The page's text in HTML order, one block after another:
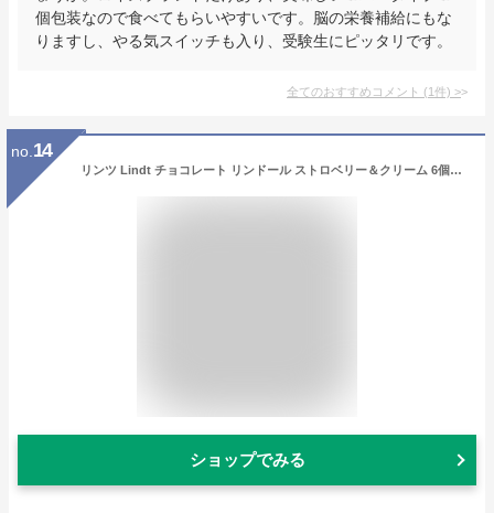
個包装なので食べてもらいやすいです。脳の栄養補給にもな
りますし、やる気スイッチも入り、受験生にピッタリです。
全てのおすすめコメント (1件) >
no. 14
リンツ Lindt チョコレート リンドール ストロベリー＆クリーム 6個入｜母の日 チョコ トリュフ ギフト プレゼント プチギフト おしゃれ 可愛い 洋菓子 スイーツ お菓子 個包装 小分け リンツチョコ 誕生日 手土産 内祝い お礼 お返し 職場 退職
ショップでみる